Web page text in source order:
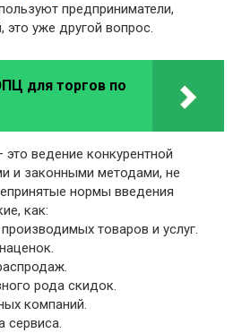
предприниматели,
это уже другой вопрос.
для торгов по
это ведение конкурентной
и законными методами, не
нормы введения
как:
товаров и услуг.
рода скидок.
компаний.
сервиса.